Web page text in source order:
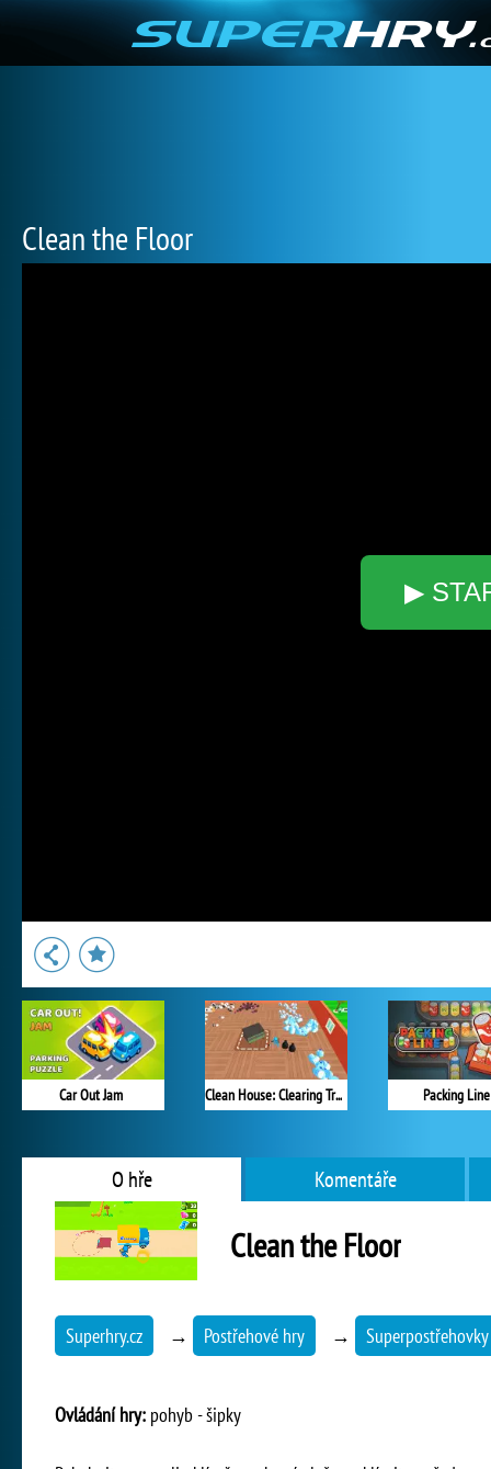
Clean the Floor
▶
Car Out Jam Clean House: Clearing Trash and Dirt Packing Line
O hře Komentáře
Clean the Floor
Superhry.cz → Postřehové hry → Superpostřehovky
Ovládání hry: pohyb - šipky